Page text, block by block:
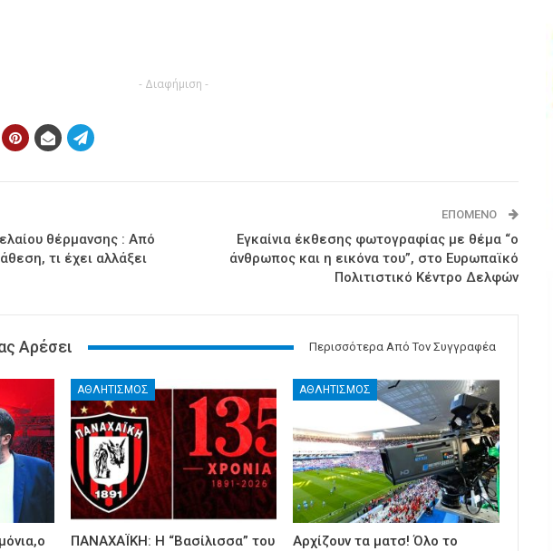
- Διαφήμιση -
θέρμανσης : Από
τι έχει αλλάξει
ΕΠΌΜΕΝΟ
Εγκαίνια έκθεσης φωτογραφίας με θέμα “ο
άνθρωπος και η εικόνα του”, στο Ευρωπαϊκό
Πολιτιστικό Κέντρο Δελφών
Αρέσει Περισσότερα Από Τον Συγγραφέα
ΑΘΛΗΤΙΣΜΟΣ
ΠΑΝΑΧΑΪΚΗ: Η “Βασίλισσα” του
ΑΘΛΗΤΙΣΜΟΣ
Αρχίζουν τα ματσ! Όλο το